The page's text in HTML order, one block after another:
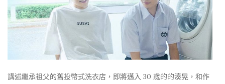
講述繼承祖父的舊投幣式洗衣店，即將邁入 30 歲的的湊晃，和作